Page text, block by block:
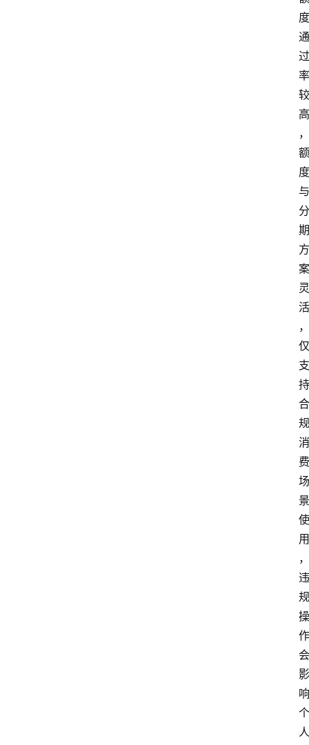
度
通
过
率
较
高
，
额
度
与
分
期
方
案
灵
活
，
仅
支
持
合
规
消
费
场
景
使
用
，
违
规
操
作
会
影
响
个
人